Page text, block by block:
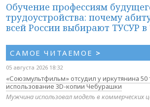
Обучение профессиям
трудоустройства: почему
всей России выбирают ТУСУР в
САМОЕ ЧИТАЕМОЕ >
05 августа 2026 18:32
«Союзмультфильм» отсудил у иркутянина 50
использование 3D-копии Чебурашки
Мужчина использовал модель в коммерческих